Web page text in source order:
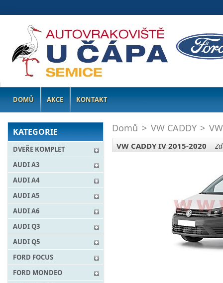
DOMŮ AKCE KONTAKT
KATEGORIE
DVEŘE KOMPLET
AUDI A3
AUDI A4
AUDI A5
AUDI A6
AUDI Q3
AUDI Q5
FORD FOCUS
FORD MONDEO
Domů > VW CADDY >
VW CADDY IV 2015-2020